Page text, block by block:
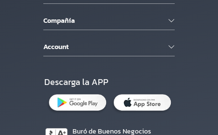
Compañía
Account
Descarga la APP
Buró de Buenos Negocios